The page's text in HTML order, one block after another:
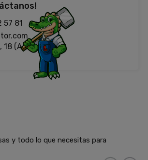
57 81
18 (Antigua Fiat)
y todo lo que necesitas para